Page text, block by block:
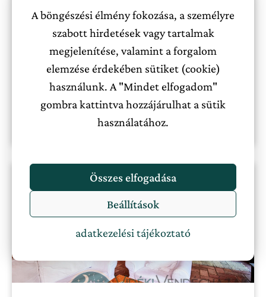
A böngészési élmény fokozása, a személyre
szabott hirdetések vagy tartalmak
megjelenítése, valamint a forgalom
elemzése érdekében sütiket (cookie)
használunk. A "Mindet elfogadom"
gombra kattintva hozzájárulhat a sütik
használatához.
Összes elfogadása
Beállítások
adatkezelési tájékoztató
Dunakanyar
Nincs ellátás
2,4,6,8+
45000 Ft-tól
Megnézem a szállást